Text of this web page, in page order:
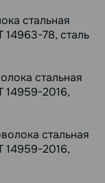
стальная
78, сталь
стальная
14959-2016,
стальная
14959-2016,